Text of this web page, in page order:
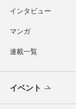
インタビュー
マンガ
連載一覧
イベント